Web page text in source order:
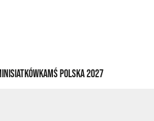
MŚ Polska 2027